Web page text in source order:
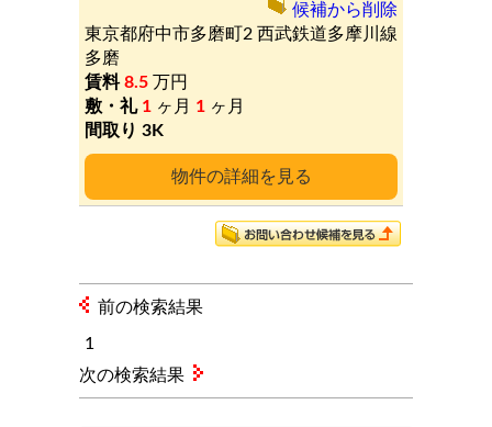
詳細
東京都府中市多磨町2 西武鉄道多摩川線
多磨
8.5 万円
1 ヶ月 1 ヶ月
3K
候補から削除
前の検索結果
1